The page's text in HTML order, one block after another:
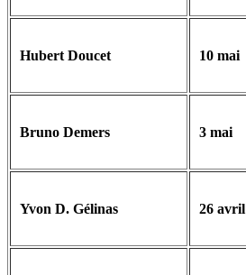
Hubert Doucet 10 mai
Bruno Demers 3 mai
Yvon D. Gélinas 26 avril